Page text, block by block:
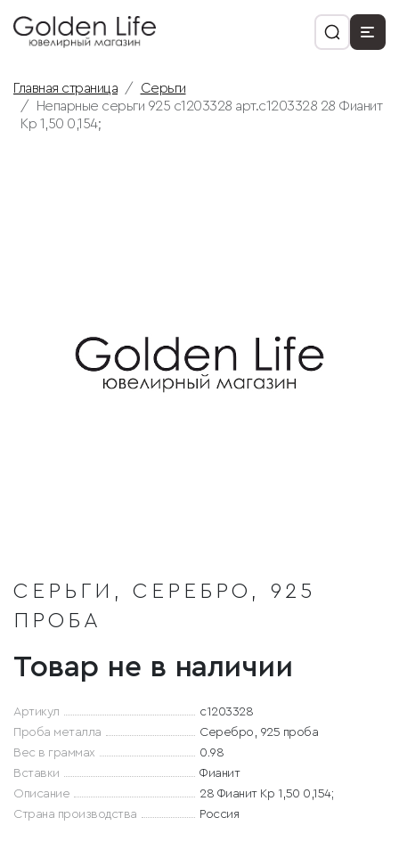
Главная страница
Серьги
Непарные серьги 925 с1203328 арт.с1203328 28 Фианит
Кр 1,50 0,154;
СЕРЬГИ, СЕРЕБРО, 925
ПРОБА
Товар не в наличии
Артикул
с1203328
Проба металла
Серебро, 925 проба
Вес в граммах
0.98
Вставки
Фианит
Описание
28 Фианит Кр 1,50 0,154;
Страна производства
Россия